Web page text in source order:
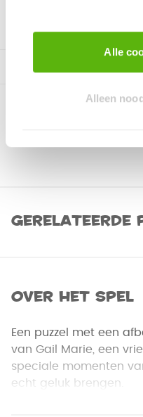
Alle
Alleen
Gerelateerde
Over het spel
Een puzzel met een
van Gail Marie, een
speciale momenten
echt geluk brengen.